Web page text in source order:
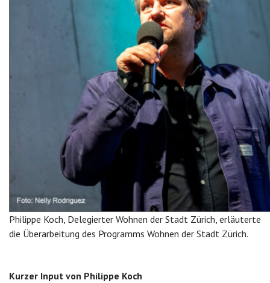
Philippe Koch, Delegierter Wohnen der Stadt Zürich, erläuterte
die Überarbeitung des Programms Wohnen der Stadt Zürich.
Kurzer Input von Philippe Koch